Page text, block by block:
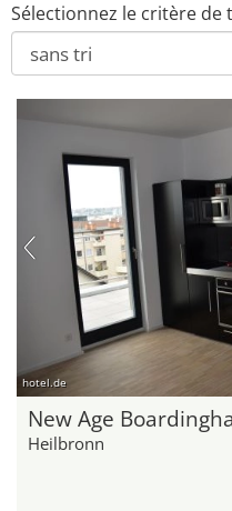
Sélectionnez le critère de
hotel.de
New Age
Heilbronn